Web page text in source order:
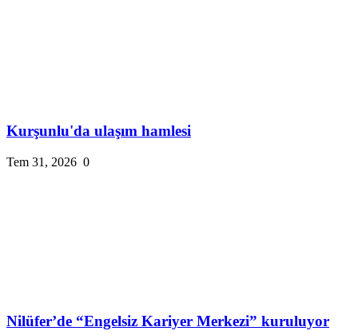
Kurşunlu'da ulaşım hamlesi
Tem 31, 2026 0
Nilüfer’de “Engelsiz Kariyer Merkezi” kuruluyor